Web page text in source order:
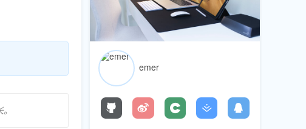
emer